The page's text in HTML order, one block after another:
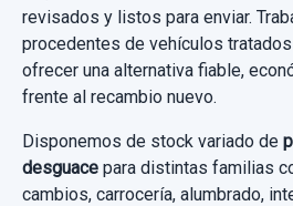
Sin IVA, gastos de envío no
Consultar por
Sin IVA, gastos de envío no
Consultar por
DISCO FRENO DELANTERO
NISSAN JUKE (F15) KURO
Garantía 1 año
revisados y listos para enviar.
procedentes de vehículos
ofrecer una alternativa fiable,
frente al recambio nuevo.
Disponemos de stock variado de
desguace para distintas familias
cambios, carrocería, alumbrado,